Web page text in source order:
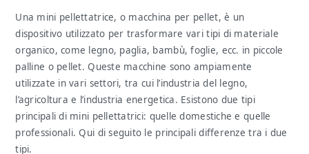
Una mini pellettatrice, o macchina per pellet, è un
dispositivo utilizzato per trasformare vari tipi di materiale
organico, come legno, paglia, bambù, foglie, ecc. in piccole
palline o pellet. Queste macchine sono ampiamente
utilizzate in vari settori, tra cui l’industria del legno,
l’agricoltura e l’industria energetica. Esistono due tipi
principali di mini pellettatrici: quelle domestiche e quelle
professionali. Qui di seguito le principali differenze tra i due
tipi.